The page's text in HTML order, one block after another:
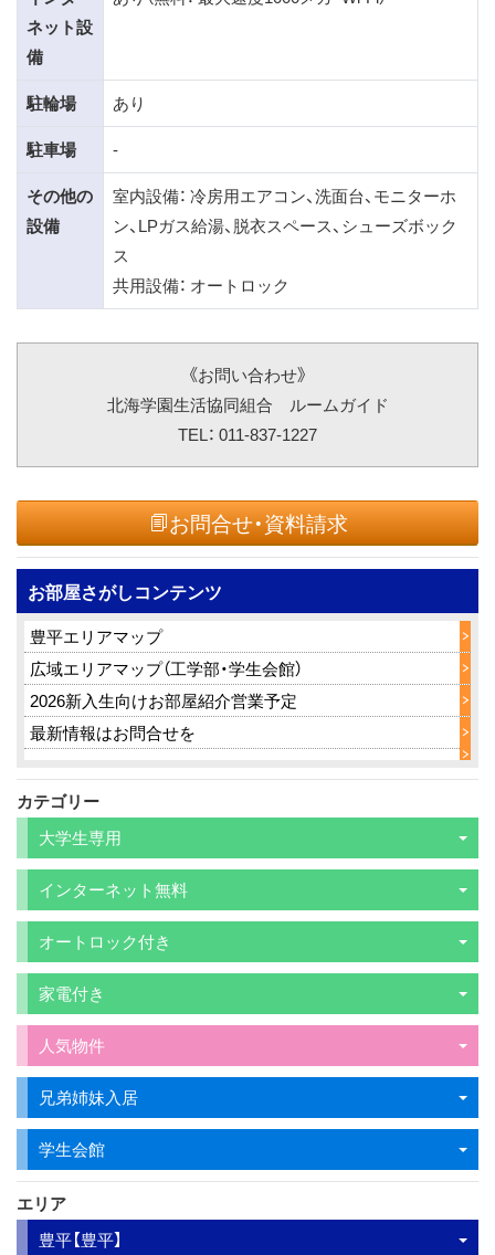
ネット設
備
駐輪場
あり
駐車場
-
その他の
設備
室内設備： 冷房用エアコン、洗面台、モニターホ
ン、LPガス給湯、脱衣スペース、シューズボック
ス
共用設備： オートロック
《お問い合わせ》
北海学園生活協同組合 ルームガイド
TEL： 011-837-1227
お問合せ・資料請求
お部屋さがしコンテンツ
豊平エリアマップ
広域エリアマップ（工学部・学生会館）
2026新入生向けお部屋紹介営業予定
最新情報はお問合せを
カテゴリー
大学生専用
インターネット無料
オートロック付き
家電付き
人気物件
兄弟姉妹入居
学生会館
エリア
豊平【豊平】